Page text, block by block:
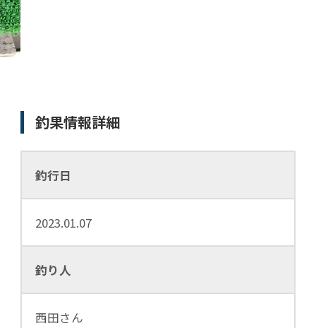
釣果情報詳細
釣行日
2023.01.07
釣り人
西田さん